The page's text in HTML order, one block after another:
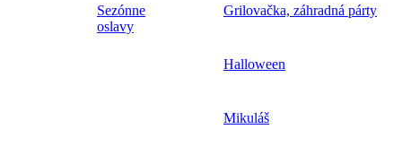
Sezónne
oslavy
Grilovačka, záhradná párty
Halloween
Mikuláš